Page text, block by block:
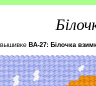
BA-27: Білочка